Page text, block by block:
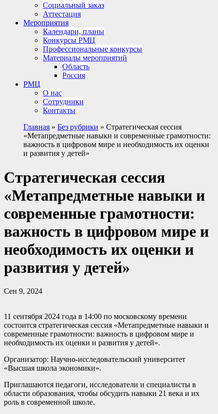
Социальный заказ
Аттестация
Мероприятия
Календари, планы
Конкурсы РМЦ
Профессиональные конкурсы
Материалы мероприятий
Область
Россия
РМЦ
О нас
Сотрудники
Контакты
Главная » Без рубрики » Стратегическая сессия
«Метапредметные навыки и современные грамотности:
важность в цифровом мире и необходимость их оценки
и развития у детей»
Стратегическая сессия
«Метапредметные навыки и
современные грамотности:
важность в цифровом мире и
необходимость их оценки и
развития у детей»
Сен 9, 2024
11 сентября 2024 года в 14:00 по московскому времени
состоится стратегическая сессия «Метапредметные навыки и
современные грамотности: важность в цифровом мире и
необходимость их оценки и развития у детей».
Организатор: Научно-исследовательский университет
«Высшая школа экономики».
Приглашаются педагоги, исследователи и специалисты в
области образования, чтобы обсудить навыки 21 века и их
роль в современной школе.